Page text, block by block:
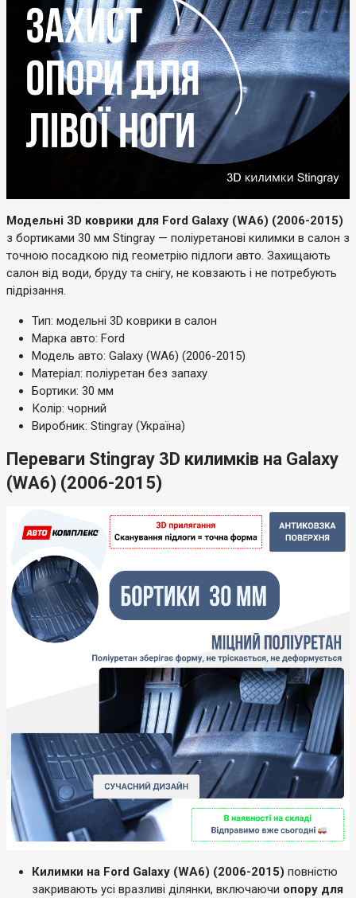
Модельні 3D коврики для Ford Galaxy (WA6) (2006-2015)
з бортиками 30 мм Stingray — поліуретанові килимки в салон з
точною посадкою під геометрію підлоги авто. Захищають
салон від води, бруду та снігу, не ковзають і не потребують
підрізання.
Тип: модельні 3D коврики в салон
Марка авто: Ford
Модель авто: Galaxy (WA6) (2006-2015)
Матеріал: поліуретан без запаху
Бортики: 30 мм
Колір: чорний
Виробник: Stingray (Україна)
Переваги Stingray 3D килимків на Galaxy
(WA6) (2006-2015)
Килимки на Ford Galaxy (WA6) (2006-2015) повністю
закривають усі вразливі ділянки, включаючи опору для